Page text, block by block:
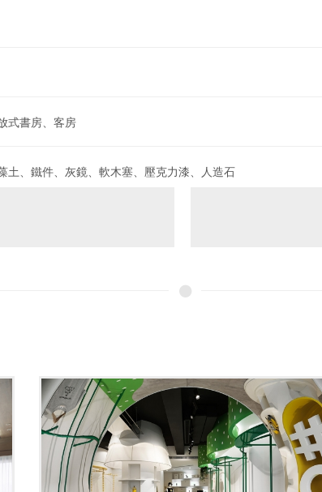
式書房、客房
土、鐵件、灰鏡、軟木塞、壓克力漆、人造石